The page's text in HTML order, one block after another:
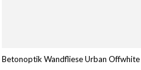
Betonoptik Wandfliese Urban